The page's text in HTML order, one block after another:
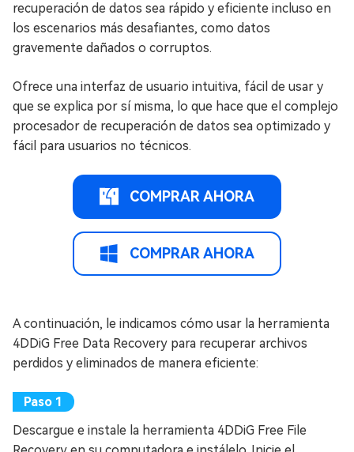
recuperación de datos sea rápido y eficiente incluso en
los escenarios más desafiantes, como datos
gravemente dañados o corruptos.
Ofrece una interfaz de usuario intuitiva, fácil de usar y
que se explica por sí misma, lo que hace que el complejo
procesador de recuperación de datos sea optimizado y
fácil para usuarios no técnicos.
COMPRAR AHORA
COMPRAR AHORA
A continuación, le indicamos cómo usar la herramienta
4DDiG Free Data Recovery para recuperar archivos
perdidos y eliminados de manera eficiente:
Descargue e instale la herramienta 4DDiG Free File